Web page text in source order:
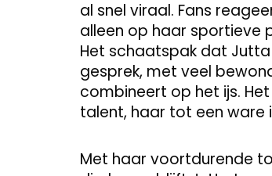
al snel viraal. Fans
alleen op haar sportieve
Het schaatspak dat
gesprek, met veel
combineert op het ijs.
talent, haar tot een ware
Met haar voortdurende